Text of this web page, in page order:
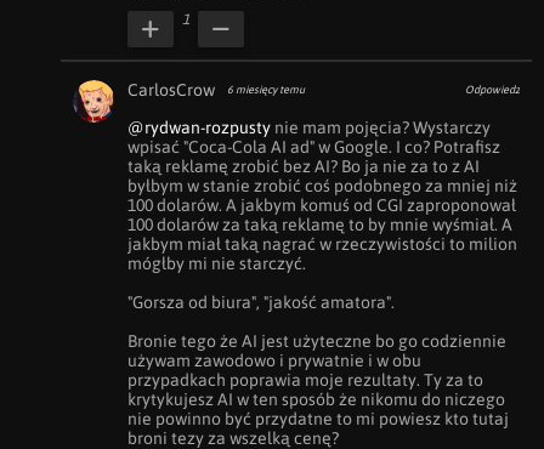
1
CarlosCrow 6 miesięcy temu Odpowiedz
@rydwan-rozpusty nie mam pojęcia? Wystarczy
wpisać "Coca-Cola AI ad" w Google. I co? Potrafisz
taką reklamę zrobić bez AI? Bo ja nie za to z AI
byłbym w stanie zrobić coś podobnego za mniej niż
100 dolarów. A jakbym komuś od CGI zaproponował
100 dolarów za taką reklamę to by mnie wyśmiał. A
jakbym miał taką nagrać w rzeczywistości to milion
mógłby mi nie starczyć.
"Gorsza od biura", "jakość amatora".
Bronie tego że AI jest użyteczne bo go codziennie
używam zawodowo i prywatnie i w obu
przypadkach poprawia moje rezultaty. Ty za to
krytykujesz AI w ten sposób że nikomu do niczego
nie powinno być przydatne to mi powiesz kto tutaj
broni tezy za wszelką cenę?